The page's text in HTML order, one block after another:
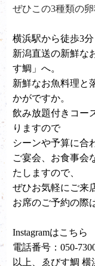
ぜひこの3種類の
横浜駅から徒歩3分
新潟直送の新鮮な
す鯛」へ。
新鮮なお魚料理と
かがですか。
飲み放題付きコー
りますので
シーンや予算に合
ご宴会、お食事会
たしますので、
ぜひお気軽にご来
お席のご予約の際
Instagramはこちら
電話番号：050-
以上、ゑびす鯛 横